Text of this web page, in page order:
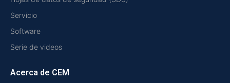
Servicio
Software
Serie de videos
Acerca de CEM